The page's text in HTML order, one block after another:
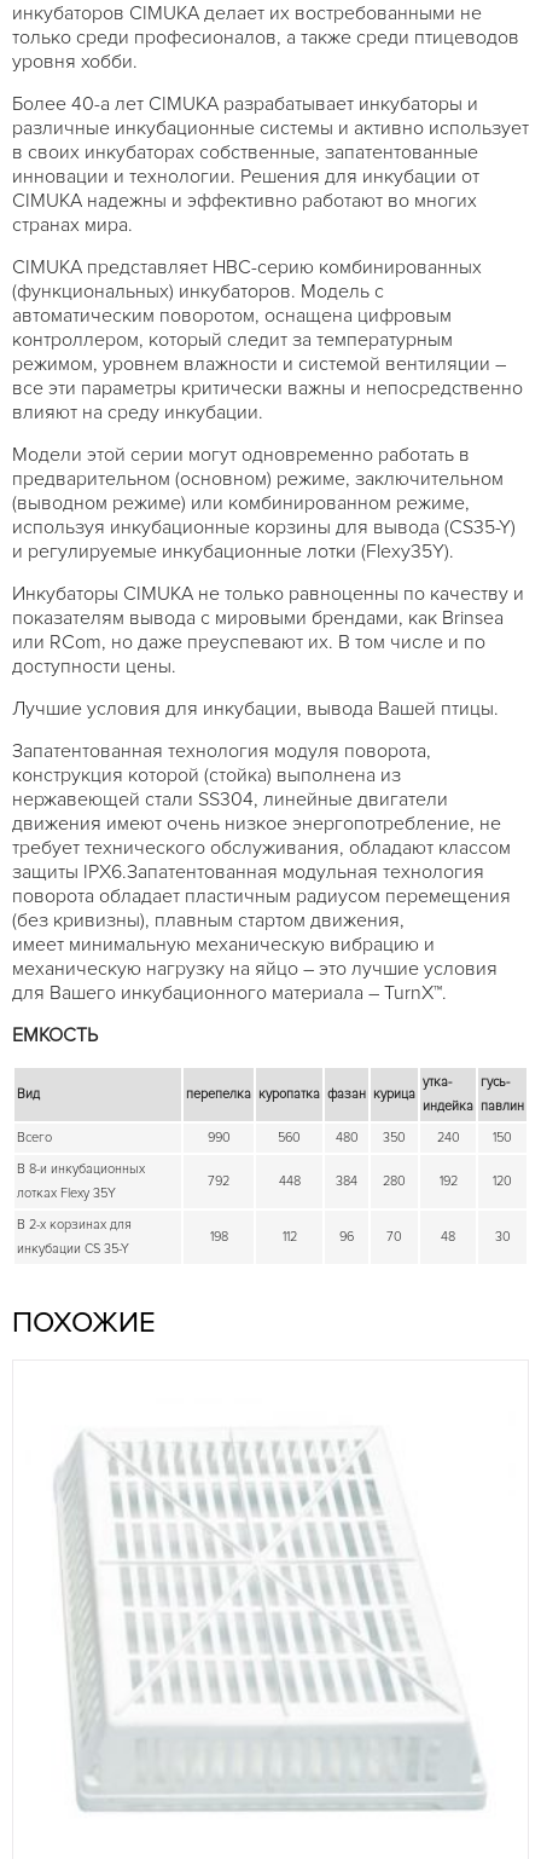
инкубаторов CIMUKA делает их востребованными не
только среди професионалов, а также среди птицеводов
уровня хобби.
Более 40-а лет CIMUKA разрабатывает инкубаторы и
различные инкубационные системы и активно использует
в своих инкубаторах собственные, запатентованные
инновации и технологии. Решения для инкубации от
CIMUKA надежны и эффективно работают во многих
странах мира.
CIMUKA представляет HBC-серию комбинированных
(функциональных) инкубаторов. Модель с
автоматическим поворотом, оснащена цифровым
контроллером, который следит за температурным
режимом, уровнем влажности и системой вентиляции –
все эти параметры критически важны и непосредственно
влияют на среду инкубации.
Модели этой серии могут одновременно работать в
предварительном (основном) режиме, заключительном
(выводном режиме) или комбинированном режиме,
используя инкубационные корзины для вывода (CS35-Y)
и регулируемые инкубационные лотки (Flexy35Y).
Инкубаторы CIMUKA не только равноценны по качеству и
показателям вывода с мировыми брендами, как Brinsea
или RCom, но даже преуспевают их. В том числе и по
доступности цены.
Лучшие условия для инкубации, вывода Вашей птицы.
Запатентованная технология модуля поворота,
конструкция которой (стойка) выполнена из
нержавеющей стали SS304, линейные двигатели
движения имеют очень низкое энергопотребление, не
требует технического обслуживания, обладают классом
защиты IPX6.Запатентованная модульная технология
поворота обладает пластичным радиусом перемещения
(без кривизны), плавным стартом движения,
имеет минимальную механическую вибрацию и
механическую нагрузку на яйцо – это лучшие условия
для Вашего инкубационного материала – TurnX™.
ЕМКОСТЬ
Вид перепелка куропатка фазан курица
утка-
индейка
гусь-
павлин
Всего 990 560 480 350 240 150
В 8-и инкубационных
лотках Flexy 35Y
792 448 384 280 192 120
В 2-х корзинах для
инкубации CS 35-Y
198 112 96 70 48 30
ПОХОЖИЕ